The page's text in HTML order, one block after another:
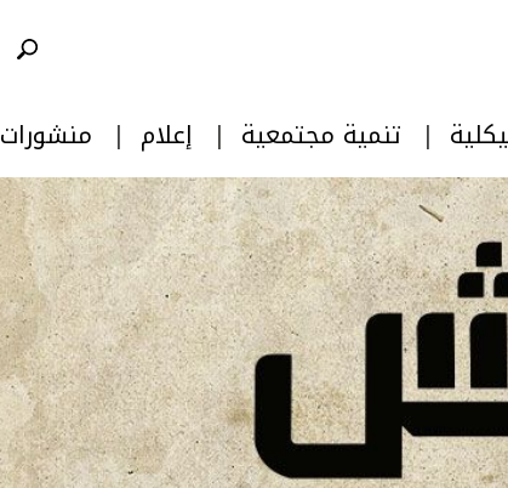
تنمية مجتمعية إعلام منشورات